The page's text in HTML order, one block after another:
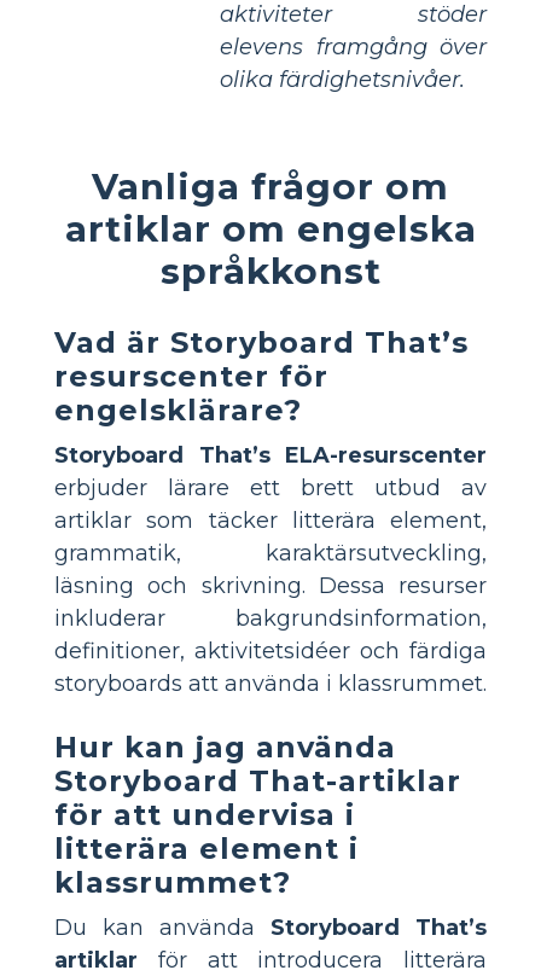
aktiviteter stöder
elevens framgång över
olika färdighetsnivåer.
Vanliga frågor om
artiklar om engelska
språkkonst
Vad är Storyboard That’s
resurscenter för
engelsklärare?
Storyboard That’s ELA-resurscenter
erbjuder lärare ett brett utbud av
artiklar som täcker litterära element,
grammatik, karaktärsutveckling,
läsning och skrivning. Dessa resurser
inkluderar bakgrundsinformation,
definitioner, aktivitetsidéer och färdiga
storyboards att använda i klassrummet.
Hur kan jag använda
Storyboard That-artiklar
för att undervisa i
litterära element i
klassrummet?
Du kan använda Storyboard That’s
artiklar för att introducera litterära